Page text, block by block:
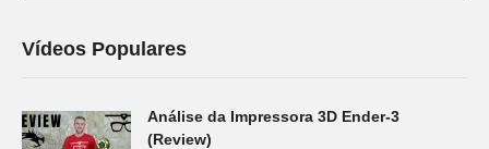
Vídeos Populares
Análise da Impressora 3D Ender-3
(Review)